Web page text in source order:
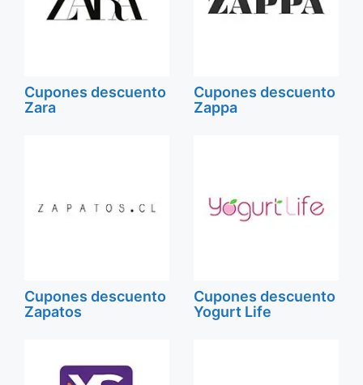
Cupones descuento
Zara
Cupones descuento
Zappa
Cupones descuento
Zapatos
Cupones descuento
Yogurt Life